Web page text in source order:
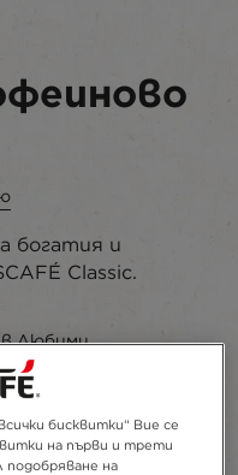
богатия и
Classic.
Любими
бисквитки“ Вие се
на първи и трети
подобряване на